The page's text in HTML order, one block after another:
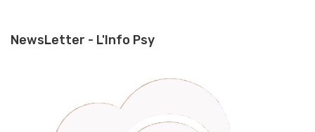
NewsLetter - L'Info Psy